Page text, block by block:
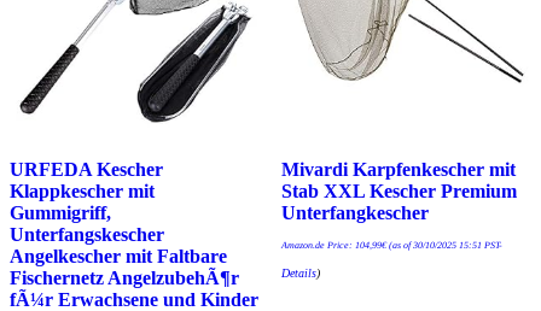
URFEDA Kescher
Klappkescher mit
Gummigriff,
Unterfangskescher
Angelkescher mit Faltbare
Fischernetz AngelzubehÃ¶r
fÃ¼r Erwachsene und Kinder
Mivardi Karpfenkescher mit
Stab XXL Kescher Premium
Unterfangkescher
Amazon.de Price: 104,99€(as of 30/10/2025 15:51 PST-
Details)